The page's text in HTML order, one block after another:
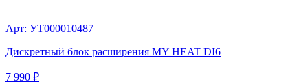
Арт: УТ000010487
Дискретный блок расширения MY HEAT DI6
7 990 ₽